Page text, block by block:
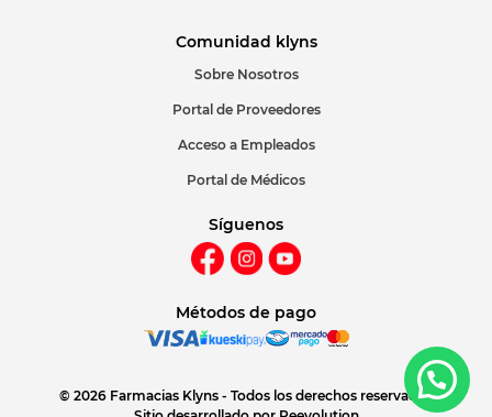
Comunidad klyns
Sobre Nosotros
Portal de Proveedores
Acceso a Empleados
Portal de Médicos
Síguenos
Métodos de pago
© 2026 Farmacias Klyns - Todos los derechos reservados